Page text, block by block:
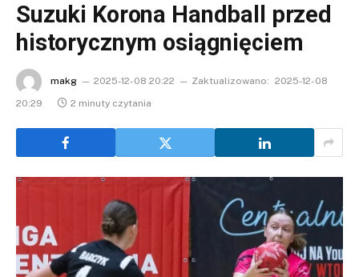
Suzuki Korona Handball przed
historycznym osiągnięciem
makg 2025-12-08 20:22 Zaktualizowano: 2025-12-08
20:29
2 minuty czytania